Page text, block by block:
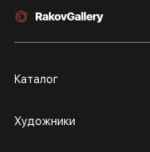
Каталог
Художники